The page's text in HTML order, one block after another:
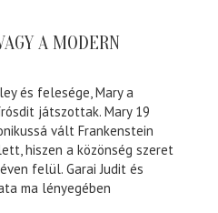
A MODERN
és felesége, Mary a
játszottak. Mary 19
vált Frankenstein
hiszen a közönség szeret
felül. Garai Judit és
ma lényegében